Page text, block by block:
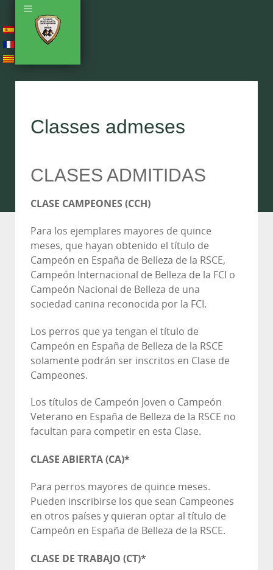
Classes admeses
CLASES ADMITIDAS
CLASE CAMPEONES (CCH)
Para los ejemplares mayores de quince
meses, que hayan obtenido el título de
Campeón en España de Belleza de la RSCE,
Campeón Internacional de Belleza de la FCI o
Campeón Nacional de Belleza de una
sociedad canina reconocida por la FCI.
Los perros que ya tengan el título de
Campeón en España de Belleza de la RSCE
solamente podrán ser inscritos en Clase de
Campeones.
Los títulos de Campeón Joven o Campeón
Veterano en España de Belleza de la RSCE no
facultan para competir en esta Clase.
CLASE ABIERTA (CA)*
Para perros mayores de quince meses.
Pueden inscribirse los que sean Campeones
en otros países y quieran optar al título de
Campeón en España de Belleza de la RSCE.
CLASE DE TRABAJO (CT)*